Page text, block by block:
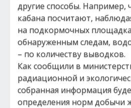
другие способы. Например,
кабана посчитают,
на подкормочных
обнаруженным следам,
– по количеству выводков.
Как сообщили в
радиационной и
собранная информация
определения норм добычи